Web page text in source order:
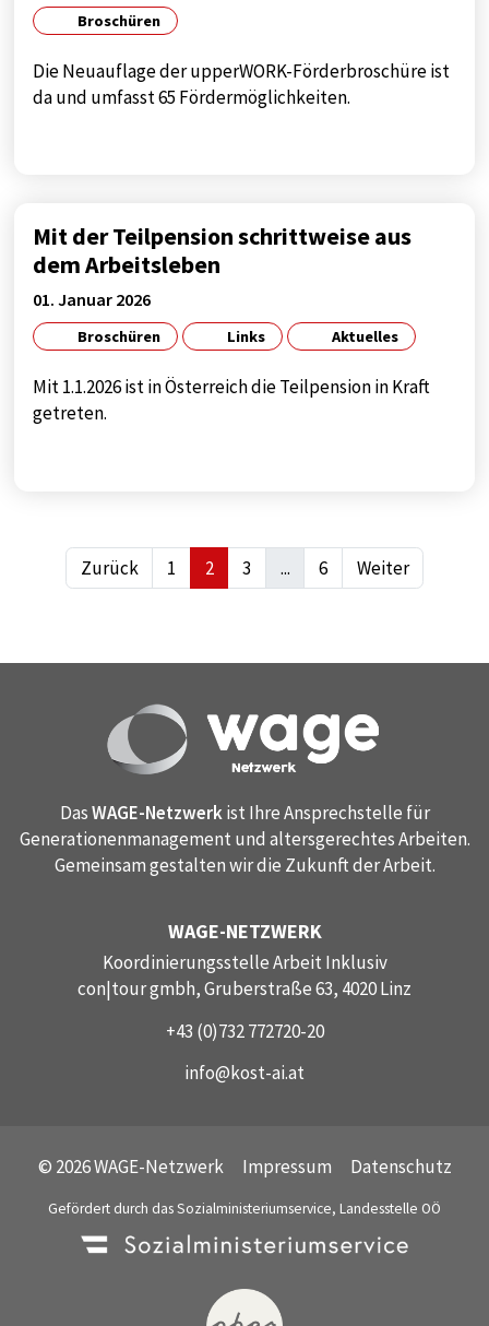
Broschüren
Die Neuauflage der upperWORK-Förderbroschüre ist
da und umfasst 65 Fördermöglichkeiten.
Mit der Teilpension schrittweise aus
dem Arbeitsleben
01. Januar 2026
Broschüren Links Aktuelles
Mit 1.1.2026 ist in Österreich die Teilpension in Kraft
getreten.
Zurück 1 2 3 ... 6 Weiter
DasWAGE-Netzwerkist Ihre Ansprechstelle für
Generationenmanagement und altersgerechtes Arbeiten.
Gemeinsam gestalten wir die Zukunft der Arbeit.
WAGE-NETZWERK
Koordinierungsstelle Arbeit Inklusiv
con|tour gmbh, Gruberstraße 63, 4020 Linz
+43 (0)732 772720-20
info@kost-ai.at
© 2026 WAGE-Netzwerk Impressum Datenschutz
Gefördert durch das Sozialministeriumservice, Landesstelle OÖ